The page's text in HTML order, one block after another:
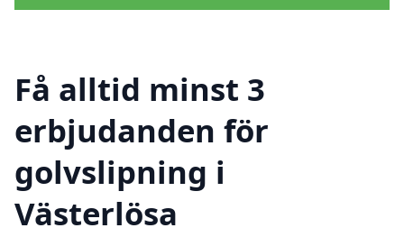
Få alltid minst 3
erbjudanden för
golvslipning i
Västerlösa